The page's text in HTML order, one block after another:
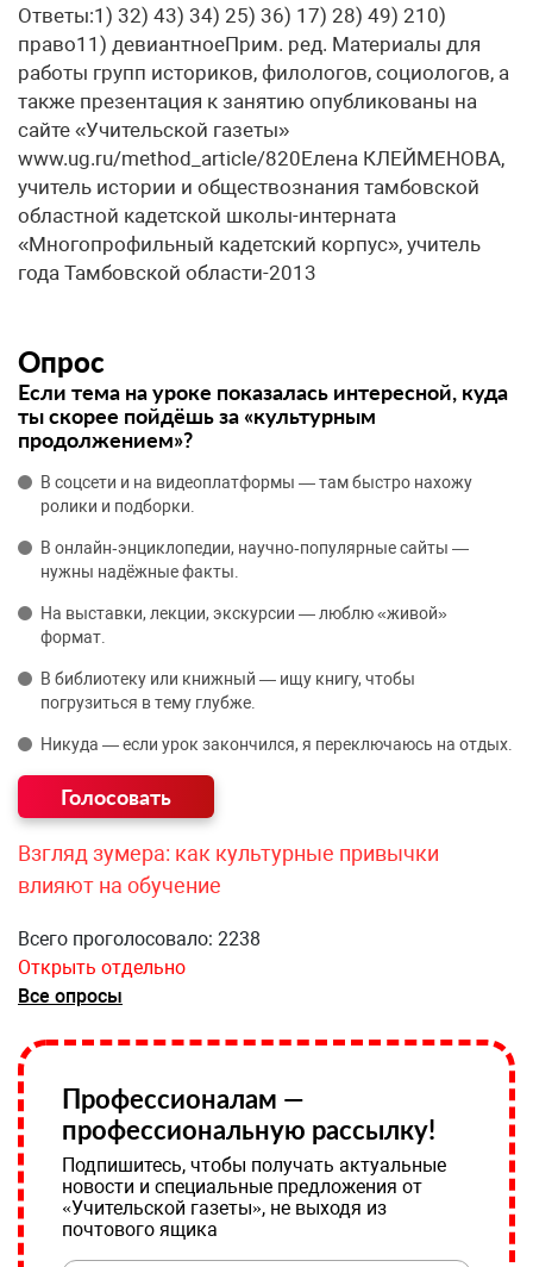
Ответы:1) 32) 43) 34) 25) 36) 17) 28) 49) 210)
право11) девиантноеПрим. ред. Материалы для
работы групп историков, филологов, социологов, а
также презентация к занятию опубликованы на
сайте «Учительской газеты»
www.ug.ru/method_article/820​Елена КЛЕЙМЕНОВА,
учитель истории и обществознания тамбовской
областной кадетской школы-интерната
«Многопрофильный кадетский корпус», учитель
года Тамбовской области-2013
Опрос
Если тема на уроке показалась интересной, куда
ты скорее пойдёшь за «культурным
продолжением»?
В соцсети и на видеоплатформы — там быстро нахожу
ролики и подборки.
В онлайн‑энциклопедии, научно‑популярные сайты —
нужны надёжные факты.
На выставки, лекции, экскурсии — люблю «живой»
формат.
В библиотеку или книжный — ищу книгу, чтобы
погрузиться в тему глубже.
Никуда — если урок закончился, я переключаюсь на отдых.
Взгляд зумера: как культурные привычки
влияют на обучение
Всего проголосовало: 2238
Открыть отдельно
Все опросы
Профессионалам —
профессиональную рассылку!
Подпишитесь, чтобы получать актуальные
новости и специальные предложения от
«Учительской газеты», не выходя из
почтового ящика